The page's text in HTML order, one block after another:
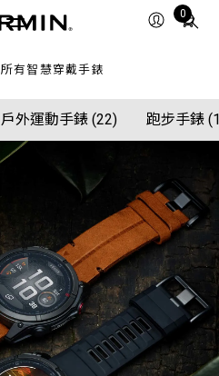
0
Total
0
所有智慧穿戴手錶
戶外運動手錶 (22) 跑步手錶